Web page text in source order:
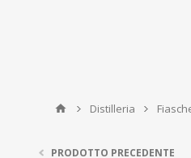
Distilleria
PRODOTTO PRECEDENTE